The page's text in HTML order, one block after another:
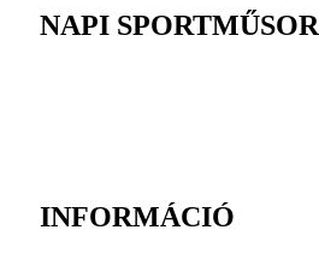
NAPI SPORTMŰSOR
INFORMÁCIÓ